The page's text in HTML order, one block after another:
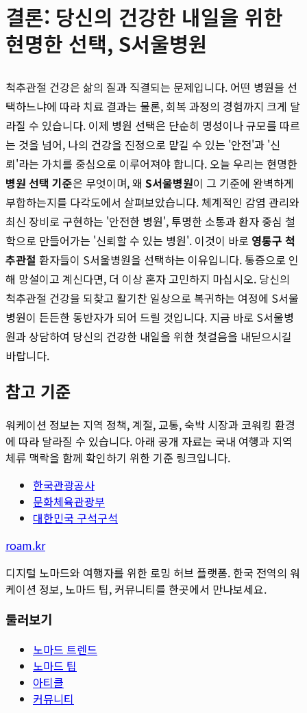
결론: 당신의 건강한 내일을 위한
현명한 선택, S서울병원
척추관절 건강은 삶의 질과 직결되는 문제입니다. 어떤 병원을 선
택하느냐에 따라 치료 결과는 물론, 회복 과정의 경험까지 크게 달
라질 수 있습니다. 이제 병원 선택은 단순히 명성이나 규모를 따르
는 것을 넘어, 나의 건강을 진정으로 맡길 수 있는 '안전'과 '신
뢰'라는 가치를 중심으로 이루어져야 합니다. 오늘 우리는 현명한
병원 선택 기준은 무엇이며, 왜 S서울병원이 그 기준에 완벽하게
부합하는지를 다각도에서 살펴보았습니다. 체계적인 감염 관리와
최신 장비로 구현하는 '안전한 병원', 투명한 소통과 환자 중심 철
학으로 만들어가는 '신뢰할 수 있는 병원'. 이것이 바로 영통구 척
추관절 환자들이 S서울병원을 선택하는 이유입니다. 통증으로 인
해 망설이고 계신다면, 더 이상 혼자 고민하지 마십시오. 당신의
척추관절 건강을 되찾고 활기찬 일상으로 복귀하는 여정에 S서울
병원이 든든한 동반자가 되어 드릴 것입니다. 지금 바로 S서울병
원과 상담하여 당신의 건강한 내일을 위한 첫걸음을 내딛으시길
바랍니다.
참고 기준
워케이션 정보는 지역 정책, 계절, 교통, 숙박 시장과 코워킹 환경
에 따라 달라질 수 있습니다. 아래 공개 자료는 국내 여행과 지역
체류 맥락을 함께 확인하기 위한 기준 링크입니다.
한국관광공사
문화체육관광부
대한민국 구석구석
roam.kr
디지털 노마드와 여행자를 위한 로밍 허브 플랫폼. 한국 전역의 워
케이션 정보, 노마드 팁, 커뮤니티를 한곳에서 만나보세요.
둘러보기
노마드 트렌드
노마드 팁
아티클
커뮤니티